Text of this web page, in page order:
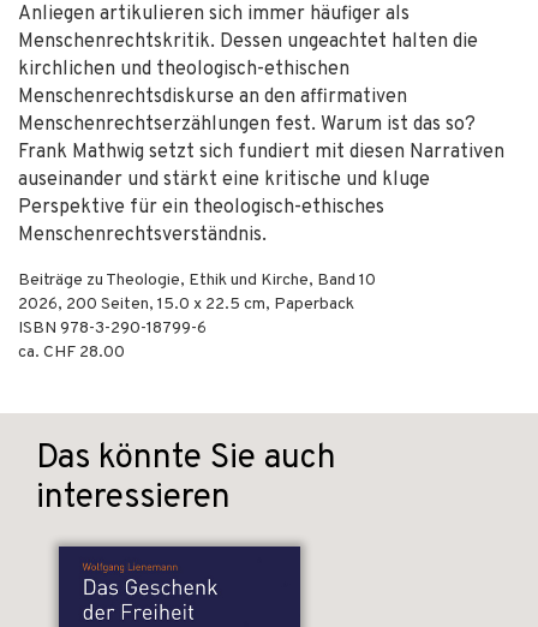
Anliegen artikulieren sich immer häufiger als
Menschenrechtskritik. Dessen ungeachtet halten die
kirchlichen und theologisch-ethischen
Menschenrechtsdiskurse an den affirmativen
Menschenrechtserzählungen fest. Warum ist das so?
Frank Mathwig setzt sich fundiert mit diesen Narrativen
auseinander und stärkt eine kritische und kluge
Perspektive für ein theologisch-ethisches
Menschenrechtsverständnis.
Beiträge zu Theologie, Ethik und Kirche, Band 10
2026, 200 Seiten, 15.0 x 22.5 cm, Paperback
ISBN 978-3-290-18799-6
ca. CHF 28.00
Das könnte Sie auch
interessieren